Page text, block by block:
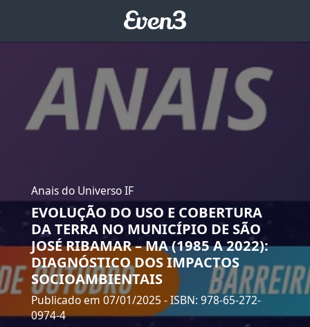
Anais do Universo IF
EVOLUÇÃO DO USO E COBERTURA
DA TERRA NO MUNICÍPIO DE SÃO
JOSÉ RIBAMAR – MA (1985 A 2022):
DIAGNÓSTICO DOS IMPACTOS
SOCIOAMBIENTAIS
Publicado em 07/01/2025 - ISBN: 978-65-272-
0974-4